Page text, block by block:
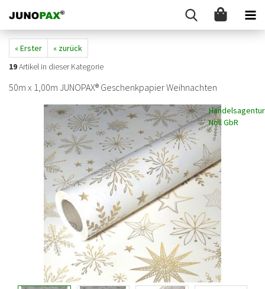
« Erster
« zurück
19Artikel in dieser Kategorie
50m x 1,00m JUNOPAX® Geschenkpapier Weihnachten
Handelsagentur
Noll GbR